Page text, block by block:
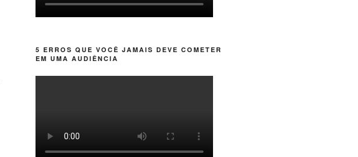
5 ERROS QUE VOCÊ JAMAIS DEVE COMETER
EM UMA AUDIÊNCIA